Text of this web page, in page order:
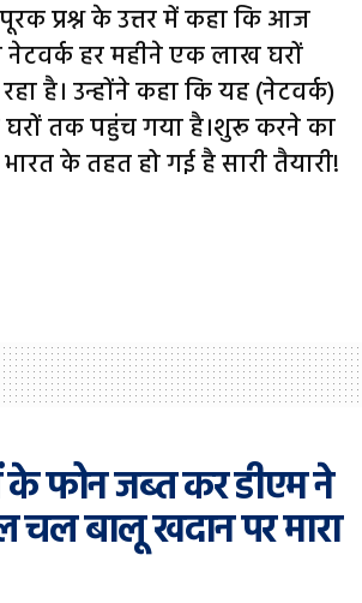
प्रश्न के उत्तर में कहा कि आज
हर महीने एक लाख घरों
है। उन्होंने कहा कि यह (नेटवर्क)
तक पहुंच गया है।शुरू करने का
के तहत हो गई है सारी तैयारी!
के फोन जब्त कर डीएम ने
चल बालू खदान पर मारा